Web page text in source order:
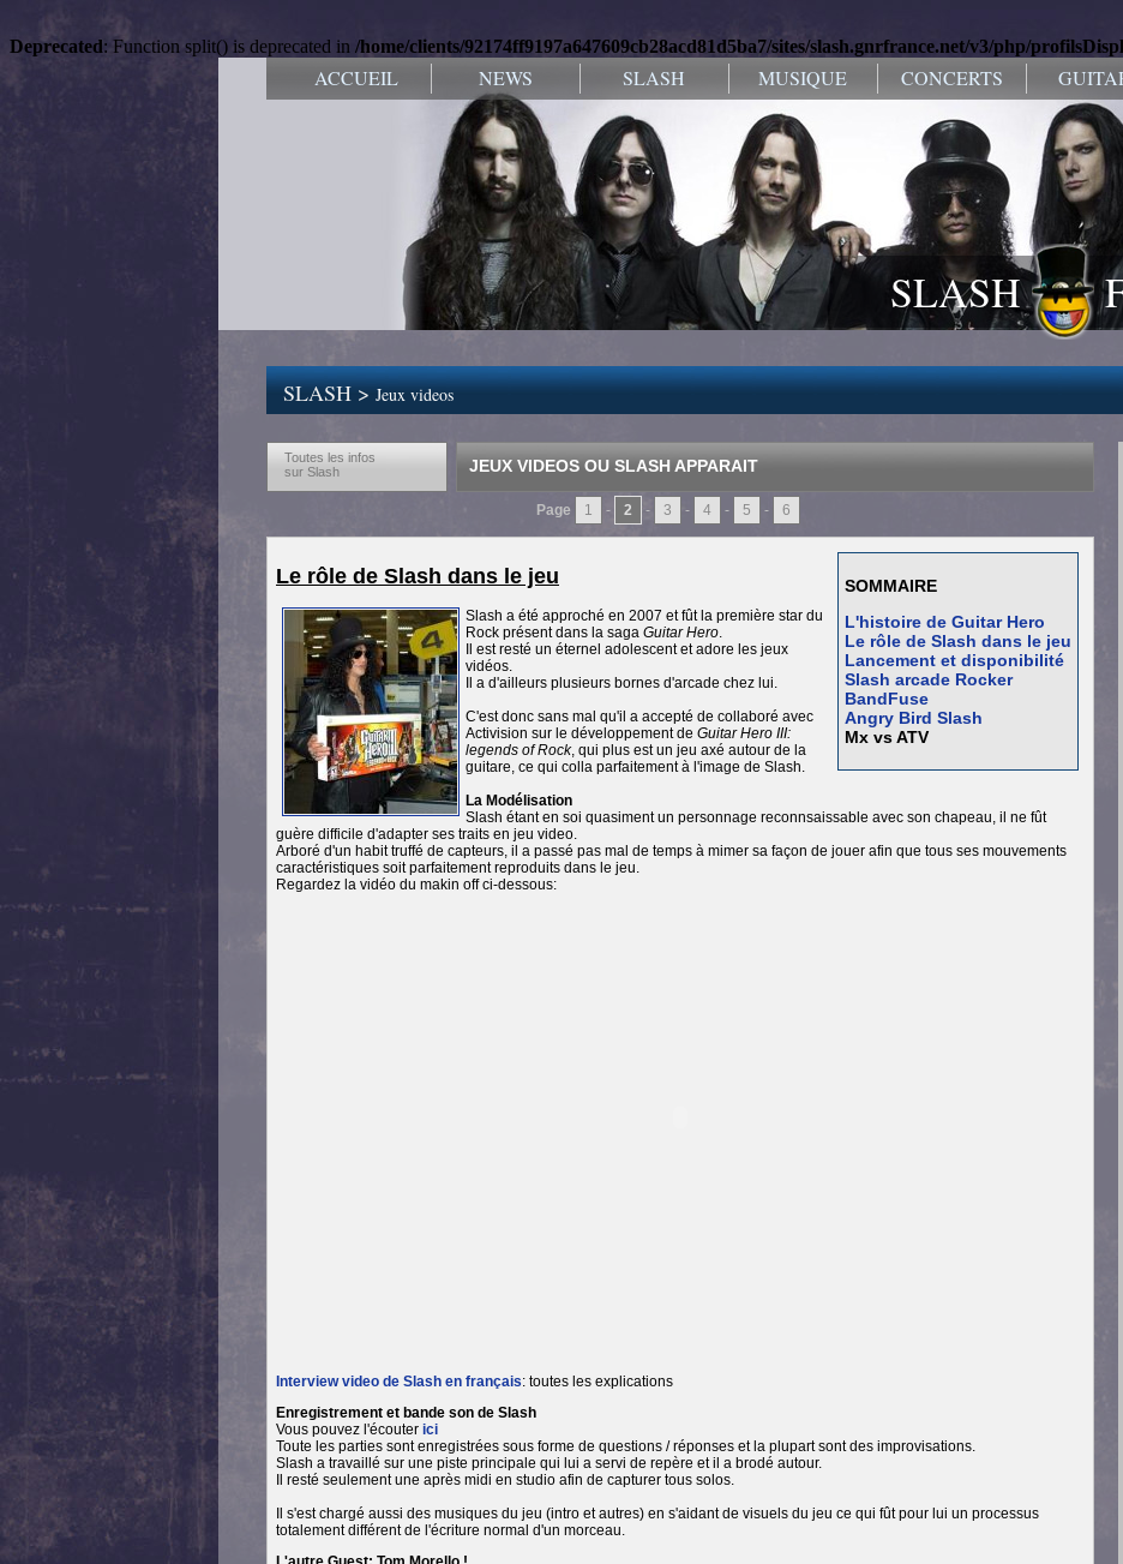
Deprecated: Function split() is deprecated in /home/clients/92174ff9197a647609cb28acd81d5ba7/sites/slash.gnrfrance.net/v3/php/
ACCUEIL NEWS SLASH MUSIQUE CONCERTS
SLASH
SLASH >Jeux videos
Toutes les infos
sur Slash
JEUX VIDEOS OU SLASH APPARAIT
Page 1 - 2 - 3 - 4 - 5 - 6
SOMMAIRE
L'histoire de Guitar Hero
Le rôle de Slash dans le jeu
Lancement et disponibilité
Slash arcade Rocker
BandFuse
Angry Bird Slash
Mx vs ATV
Le rôle de Slash dans le jeu
Slash a été approché en 2007 et fût la première star du
Rock présent dans la saga Guitar Hero.
Il est resté un éternel adolescent et adore les jeux
vidéos.
Il a d'ailleurs plusieurs bornes d'arcade chez lui.
C'est donc sans mal qu'il a accepté de collaboré avec
Activision sur le développement de Guitar Hero III:
legends of Rock, qui plus est un jeu axé autour de la
guitare, ce qui colla parfaitement à l'image de Slash.
La Modélisation
Slash étant en soi quasiment un personnage reconnsaissable avec son chapeau, il ne fût
guère difficile d'adapter ses traits en jeu video.
Arboré d'un habit truffé de capteurs, il a passé pas mal de temps à mimer sa façon de jouer afin que tous ses mouvements
caractéristiques soit parfaitement reproduits dans le jeu.
Regardez la vidéo du makin off ci-dessous:
Interview video de Slash en français: toutes les explications
Enregistrement et bande son de Slash
Vous pouvez l'écouter ici
Toute les parties sont enregistrées sous forme de questions / réponses et la plupart sont des improvisations.
Slash a travaillé sur une piste principale qui lui a servi de repère et il a brodé autour.
Il resté seulement une après midi en studio afin de capturer tous solos.
Il s'est chargé aussi des musiques du jeu (intro et autres) en s'aidant de visuels du jeu ce qui fût pour lui un processus
totalement différent de l'écriture normal d'un morceau.